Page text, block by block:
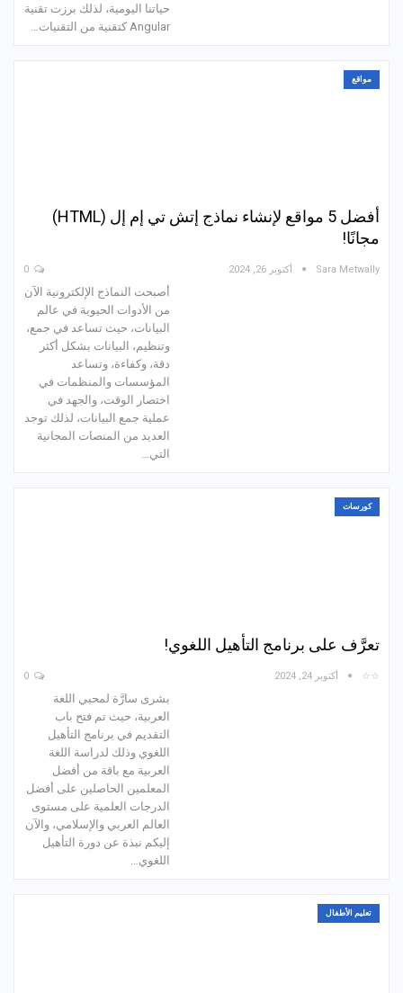
حياتنا اليومية، لذلك برزت تقنية
Angular كتقنية من التقنيات…
مواقع
أفضل 5 مواقع لإنشاء نماذج إتش تي إم إل (HTML)
مجانًا!
Sara Metwally أكتوبر 26, 2024
أصبحت النماذج الإلكترونية الآن
من الأدوات الحيوية في عالم
البيانات، حيث تساعد في جمع،
وتنظيم، البيانات بشكل أكثر
دقة، وكفاءة، وتساعد
المؤسسات والمنظمات في
اختصار الوقت، والجهد في
عملية جمع البيانات، لذلك توجد
العديد من المنصات المجانية
التي…
كورسات
تعرَّف على برنامج التأهيل اللغوي!
☆☆ أكتوبر 24, 2024
بشرى سارَّة لمحبي اللغة
العربية، حيث تم فتح باب
التقديم في برنامج التأهيل
اللغوي وذلك لدراسة اللغة
العربية مع باقة من أفضل
المعلمين الحاصلين على أفضل
الدرجات العلمية على مستوى
العالم العربي والإسلامي، والآن
إليكم نبذة عن دورة التأهيل
اللغوي…
تعليم الأطفال